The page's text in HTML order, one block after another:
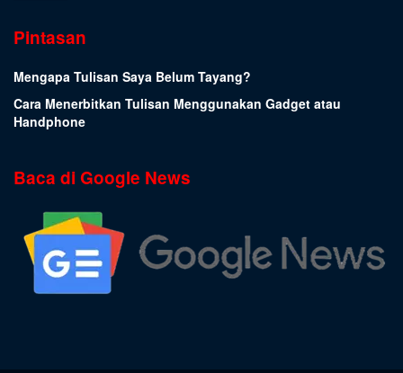
Pintasan
Mengapa Tulisan Saya Belum Tayang?
Cara Menerbitkan Tulisan Menggunakan Gadget atau
Handphone
Baca di Google News